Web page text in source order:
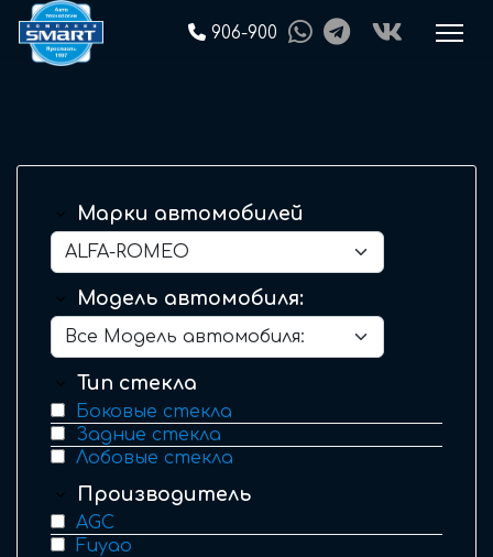
906-900
Марки автомобилей
Модель автомобиля:
Тип стекла
Боковые стекла
Задние стекла
Лобовые стекла
Производитель
AGC
Fuyao